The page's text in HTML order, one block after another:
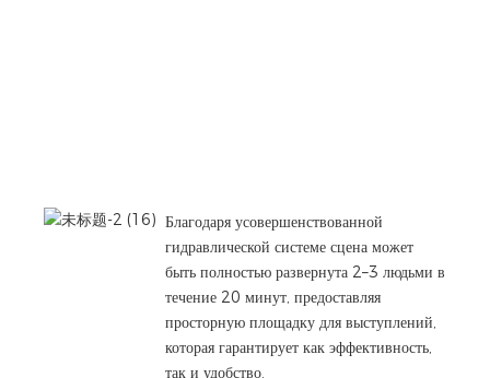
Благодаря усовершенствованной
гидравлической системе сцена может
быть полностью развернута 2–3 людьми в
течение 20 минут, предоставляя
просторную площадку для выступлений,
которая гарантирует как эффективность,
так и удобство.